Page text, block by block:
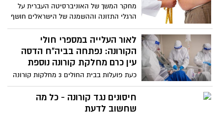
מחקר המשך של האוניברסיטה העברית על
הרגלי התזונה וההשמנה של הישראלים חושף
כי 60% דיווחו כי העלו במשקלם עד כה,
מחצית מהם העלו כ-3.5 ק"ג בממוצע. ד"ר
חורש דור-חיים, מראשי המחקר: "התוצאה
שמתקבלת היא נזק בלתי הפיך לבריאות
הציבור"
לאור העלייה במספרי חולי
הקורונה: נפתחה בביה"ח הדסה
עין כרם מחלקת קורונה נוספת
כעת פועלות בבית החולים 3 מחלקות קורונה
ויחידת טיפול נמרץ אחת
חיסונים נגד קורונה - כל מה
שחשוב לדעת